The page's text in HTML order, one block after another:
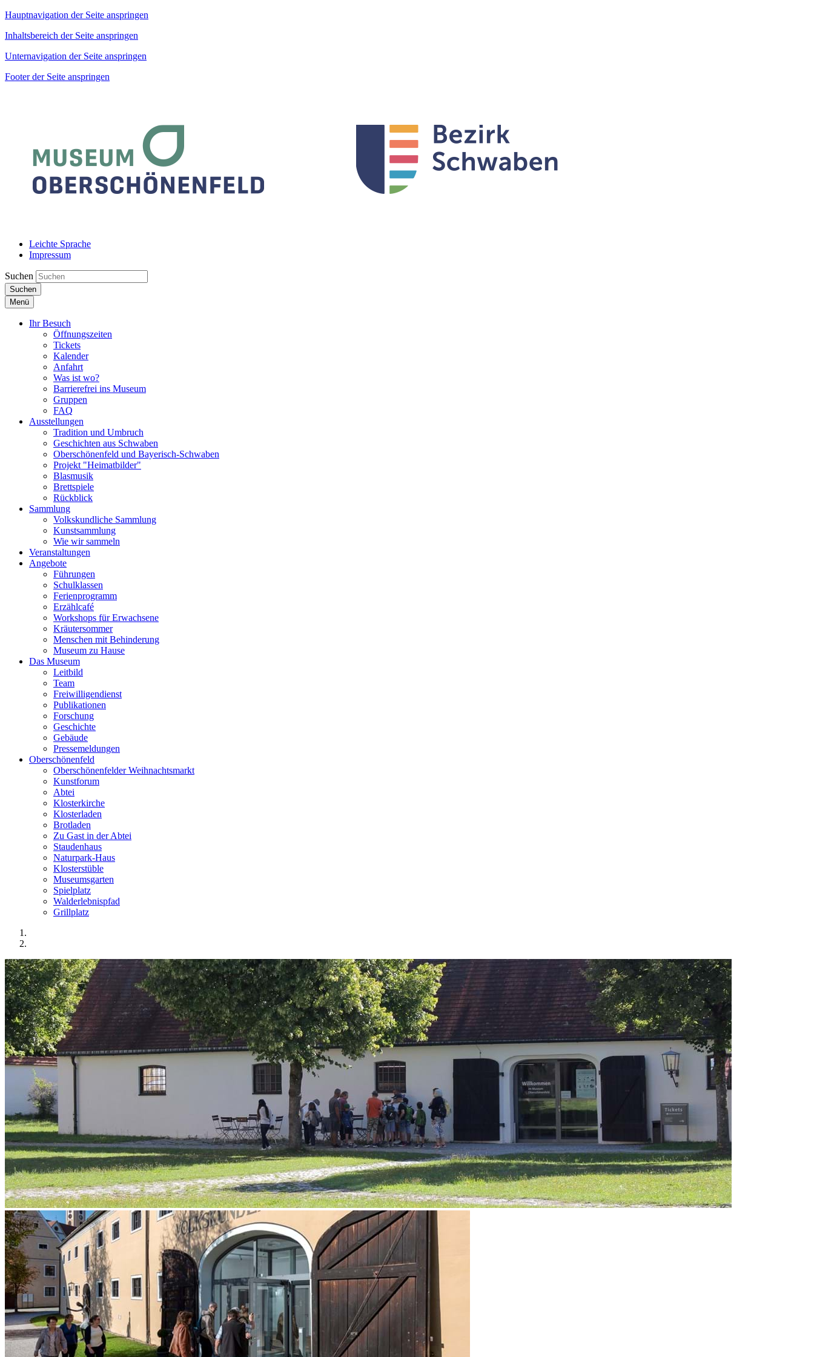
Hauptnavigation der Seite anspringen
Inhaltsbereich der Seite anspringen
Unternavigation der Seite anspringen
Footer der Seite anspringen
Leichte Sprache
Impressum
Suchen
Suchen
Menü
Ihr Besuch
Öffnungszeiten
Tickets
Kalender
Anfahrt
Was ist wo?
Barrierefrei ins Museum
Gruppen
FAQ
Ausstellungen
Tradition und Umbruch
Geschichten aus Schwaben
Oberschönenfeld und Bayerisch-Schwaben
Projekt "Heimatbilder"
Blasmusik
Brettspiele
Rückblick
Sammlung
Volkskundliche Sammlung
Kunstsammlung
Wie wir sammeln
Veranstaltungen
Angebote
Führungen
Schulklassen
Ferienprogramm
Erzählcafé
Workshops für Erwachsene
Kräutersommer
Menschen mit Behinderung
Museum zu Hause
Das Museum
Leitbild
Team
Freiwilligendienst
Publikationen
Forschung
Geschichte
Gebäude
Pressemeldungen
Oberschönenfeld
Oberschönenfelder Weihnachtsmarkt
Kunstforum
Abtei
Klosterkirche
Klosterladen
Brotladen
Zu Gast in der Abtei
Staudenhaus
Naturpark-Haus
Klosterstüble
Museumsgarten
Spielplatz
Walderlebnispfad
Grillplatz